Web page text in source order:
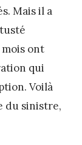
Mais il a
ont
qui
Voilà
du sinistre,